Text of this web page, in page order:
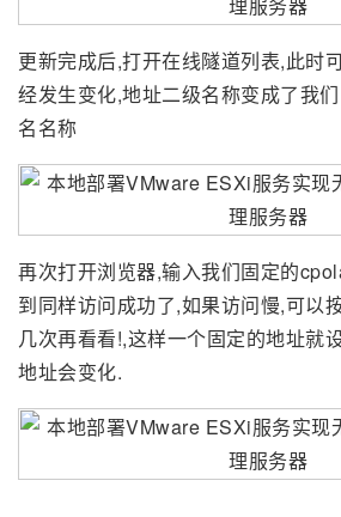
更新完成后,打开在线隧道列表,此时
经发生变化,地址二级名称变成了我
名名称
再次打开浏览器,输入我们固定的
到同样访问成功了,如果访问慢,可以
几次再看看!,这样一个固定的地址就
地址会变化.